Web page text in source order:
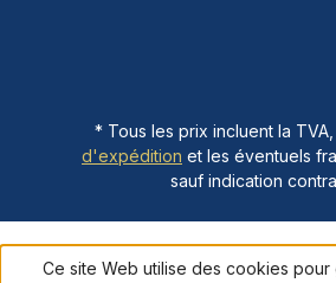
* Tous les prix incluent la
d'expédition et les éventuels
sauf indication
Ce site Web utilise des cookies pour